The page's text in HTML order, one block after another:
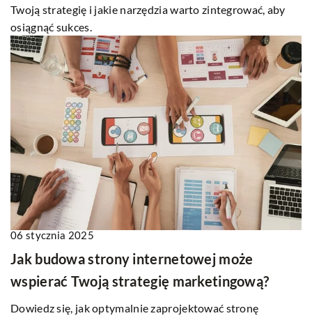
Twoją strategię i jakie narzędzia warto zintegrować, aby
osiągnąć sukces.
06 stycznia 2025
Jak budowa strony internetowej może
wspierać Twoją strategię marketingową?
Dowiedz się, jak optymalnie zaprojektować stronę